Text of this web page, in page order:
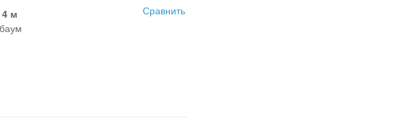
Сравнить
4 м